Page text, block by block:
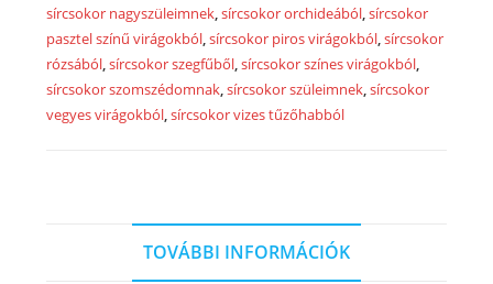
sírcsokor nagyszüleimnek,sírcsokor orchideából,sírcsokor
pasztel színű virágokból,sírcsokor piros virágokból,sírcsokor
rózsából,sírcsokor szegfűből,sírcsokor színes virágokból,
sírcsokor szomszédomnak,sírcsokor szüleimnek,sírcsokor
vegyes virágokból,sírcsokor vizes tűzőhabból
TOVÁBBI INFORMÁCIÓK